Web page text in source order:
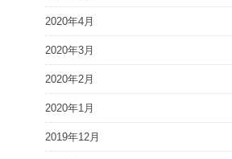
2020年4月
2020年3月
2020年2月
2020年1月
2019年12月